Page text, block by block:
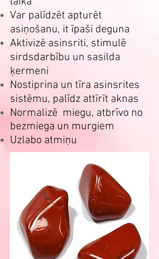
Var palīdzēt apturēt
asiņošanu, it īpaši deguna
Aktivizē asinsriti, stimulē
sirdsdarbību un sasilda
ķermeni
Nostiprina un tīra asinsrites
sistēmu, palīdz attīrīt aknas
Normalizē miegu, atbrīvo no
bezmiega un murgiem
Uzlabo atmiņu